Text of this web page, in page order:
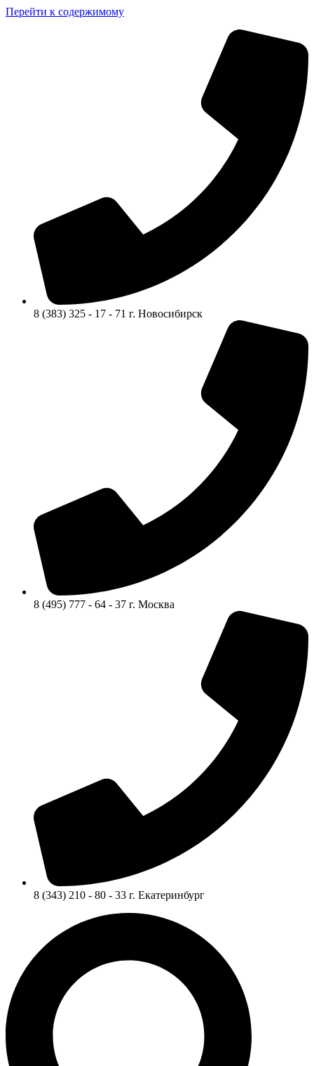
Перейти к содержимому
8 (383) 325 - 17 - 71 г. Новосибирск
8 (495) 777 - 64 - 37 г. Москва
8 (343) 210 - 80 - 33 г. Екатеринбург